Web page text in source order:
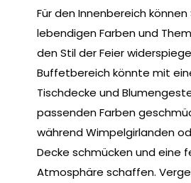
Für den Innenbereich können
lebendigen Farben und
den Stil der Feier
Buffetbereich könnte mit
Tischdecke und
passenden Farben
während Wimpelgirlanden
Decke schmücken und eine
Atmosphäre schaffen.